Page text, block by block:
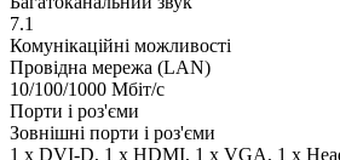
7.1
Комунікаційні можливості
Провідна мережа (LAN)
10/100/1000 Мбіт/с
Порти і роз'єми
Зовнішні порти і роз'єми
1 x DVI-D, 1 x HDMI, 1 x VGA, 1 x